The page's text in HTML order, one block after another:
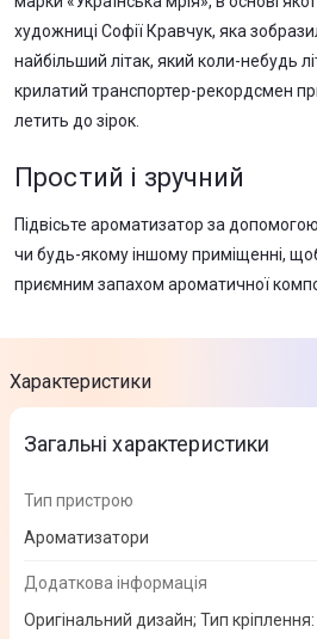
художниці Софії Кравчук, яка
найбільший літак, який коли-небудь
крилатий транспортер-рекордсмен
летить до зірок.
Простий і зручний
Підвісьте ароматизатор за
чи будь-якому іншому приміщенні,
приємним запахом ароматичної
Характеристики
Загальні характеристики
Тип пристрою
Ароматизатори
Додаткова інформація
Оригінальний дизайн; Тип